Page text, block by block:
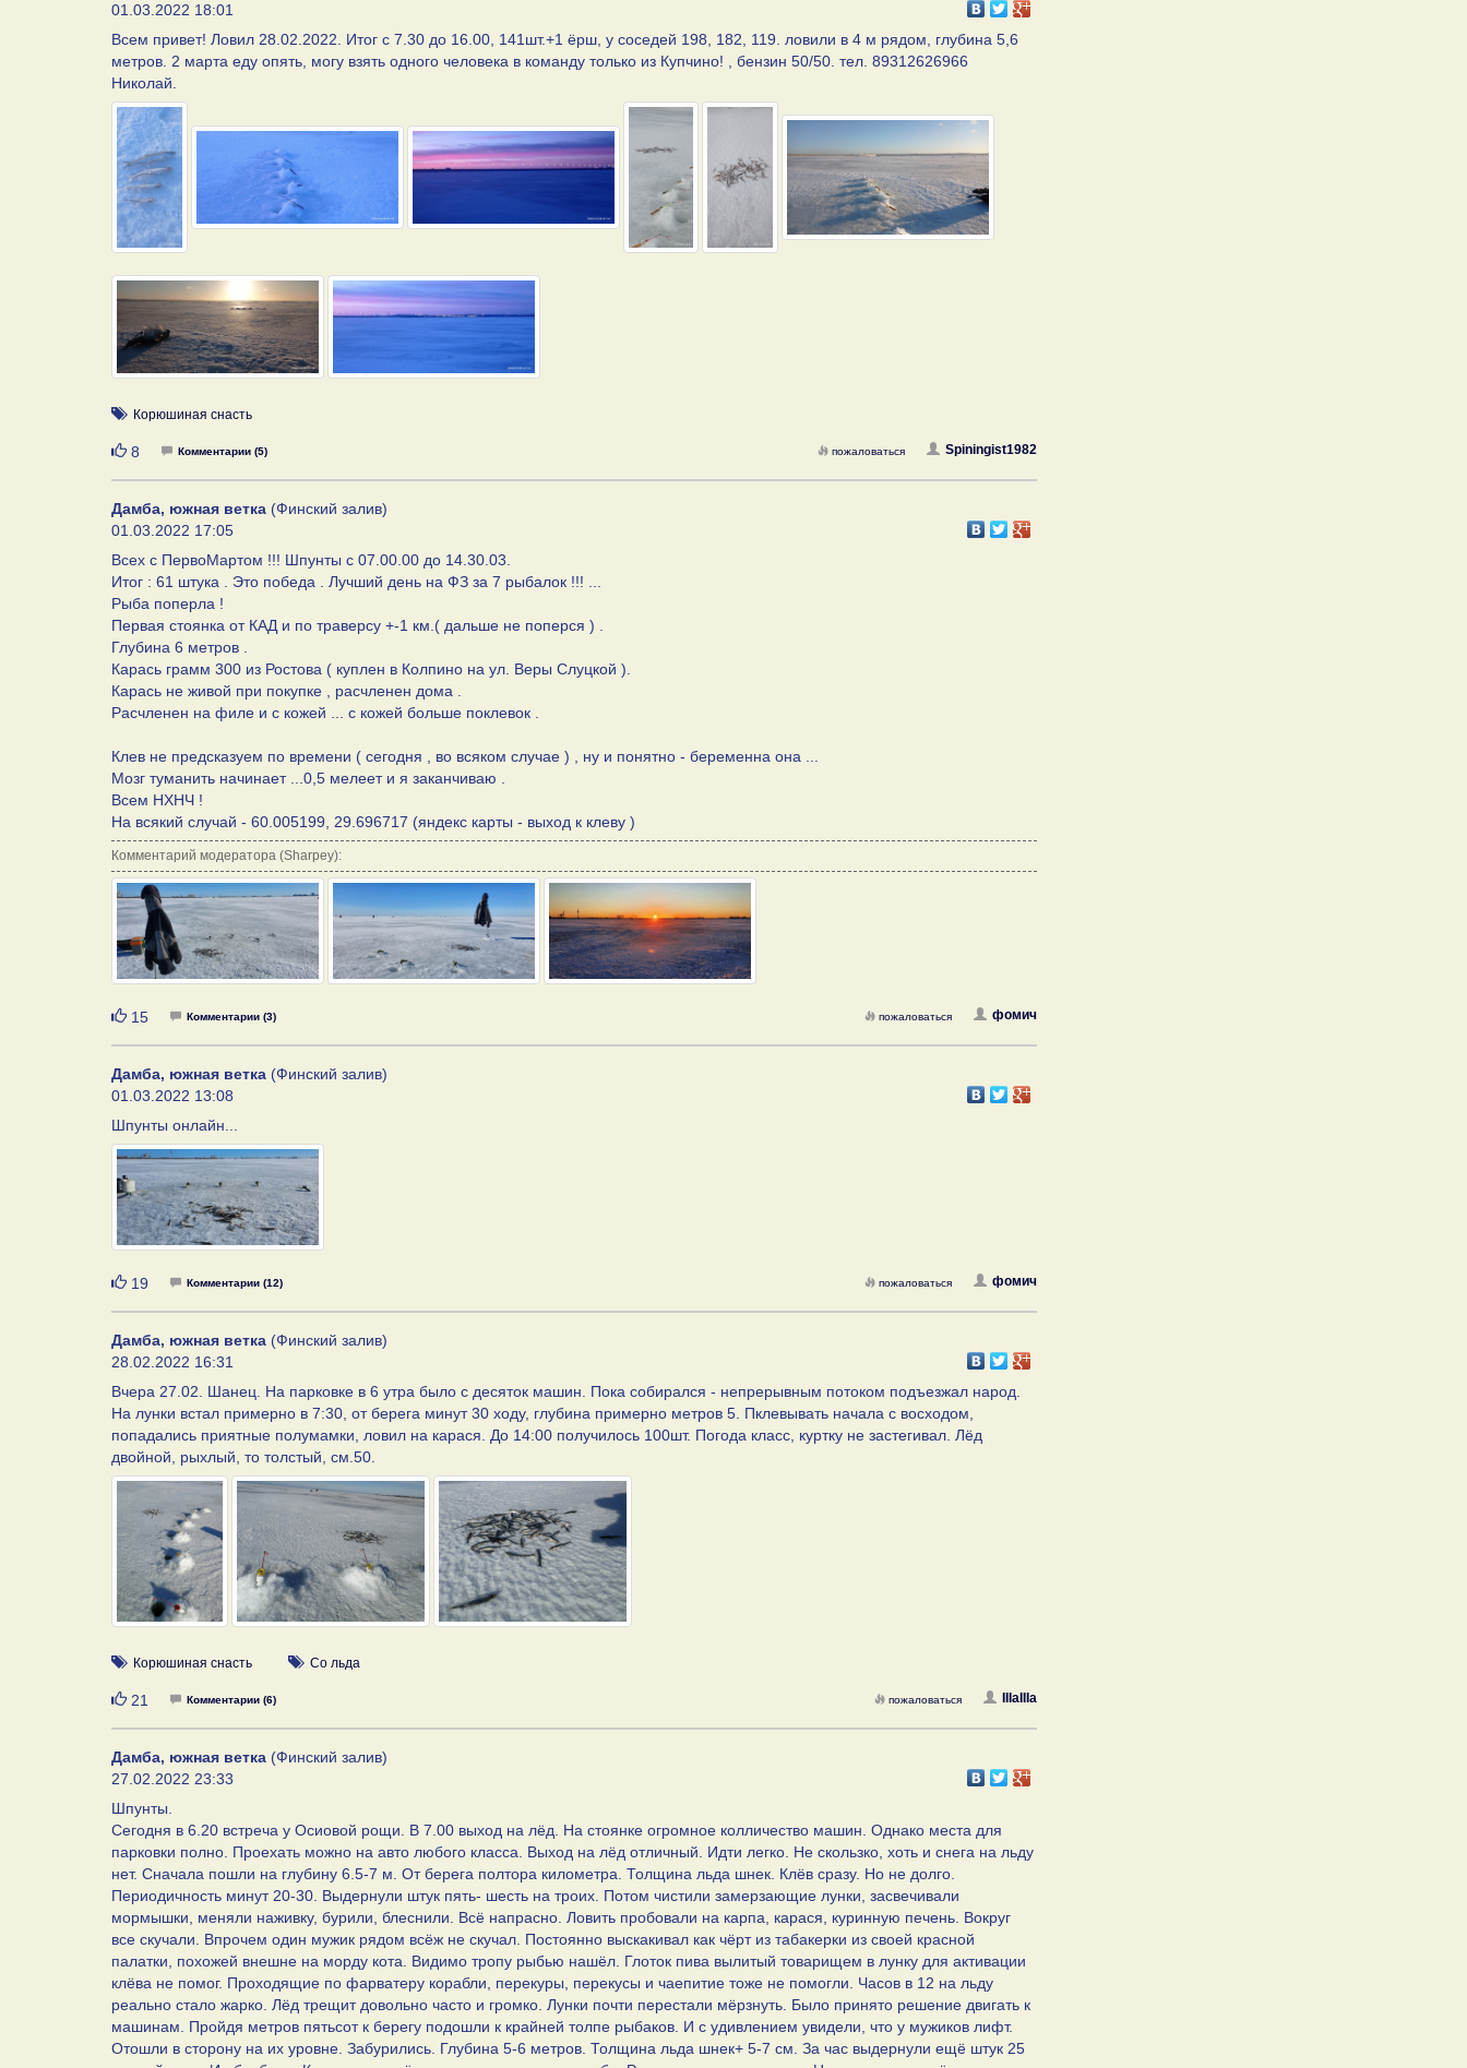
01.03.2022 18:01
Всем привет! Ловил 28.02.2022. Итог с 7.30 до 16.00, 141шт.+1 ёрш, у соседей 198, 182, 119. ловили в 4 м рядом, глубина 5,6
метров. 2 марта еду опять, могу взять одного человека в команду только из Купчино! , бензин 50/50. тел. 89312626966
Николай.
Корюшиная снасть
Нравится
8 Комментарии (5) Spiningist1982
пожаловаться
Дамба, южная ветка (Финский залив)
01.03.2022 17:05
Всех с ПервоМартом !!! Шпунты с 07.00.00 до 14.30.03.
Итог : 61 штука . Это победа . Лучший день на ФЗ за 7 рыбалок !!! ...
Рыба поперла !
Первая стоянка от КАД и по траверсу +-1 км.( дальше не поперся ) .
Глубина 6 метров .
Карась грамм 300 из Ростова ( куплен в Колпино на ул. Веры Слуцкой ).
Карась не живой при покупке , расчленен дома .
Расчленен на филе и с кожей ... с кожей больше поклевок .
Клев не предсказуем по времени ( сегодня , во всяком случае ) , ну и понятно - беременна она ...
Мозг туманить начинает ...0,5 мелеет и я заканчиваю .
Всем НХНЧ !
На всякий случай - 60.005199, 29.696717 (яндекс карты - выход к клеву )
Комментарий модератора (Sharpey):
Нравится
15 Комментарии (3) фомич
пожаловаться
Дамба, южная ветка (Финский залив)
01.03.2022 13:08
Шпунты онлайн...
Нравится
19 Комментарии (12) фомич
пожаловаться
Дамба, южная ветка (Финский залив)
28.02.2022 16:31
Вчера 27.02. Шанец. На парковке в 6 утра было с десяток машин. Пока собирался - непрерывным потоком подъезжал народ.
На лунки встал примерно в 7:30, от берега минут 30 ходу, глубина примерно метров 5. Пклевывать начала с восходом,
попадались приятные полумамки, ловил на карася. До 14:00 получилось 100шт. Погода класс, куртку не застегивал. Лёд
двойной, рыхлый, то толстый, см.50.
Корюшиная снасть Со льда
Нравится
21 Комментарии (6) IIIaIIIa
пожаловаться
Дамба, южная ветка (Финский залив)
27.02.2022 23:33
Шпунты.
Сегодня в 6.20 встреча у Осиовой рощи. В 7.00 выход на лёд. На стоянке огромное колличество машин. Однако места для
парковки полно. Проехать можно на авто любого класса. Выход на лёд отличный. Идти легко. Не скользко, хоть и снега на льду
нет. Сначала пошли на глубину 6.5-7 м. От берега полтора километра. Толщина льда шнек. Клёв сразу. Но не долго.
Периодичность минут 20-30. Выдернули штук пять- шесть на троих. Потом чистили замерзающие лунки, засвечивали
мормышки, меняли наживку, бурили, блеснили. Всё напрасно. Ловить пробовали на карпа, карася, куринную печень. Вокруг
все скучали. Впрочем один мужик рядом всёж не скучал. Постоянно выскакивал как чёрт из табакерки из своей красной
палатки, похожей внешне на морду кота. Видимо тропу рыбью нашёл. Глоток пива вылитый товарищем в лунку для активации
клёва не помог. Проходящие по фарватеру корабли, перекуры, перекусы и чаепитие тоже не помогли. Часов в 12 на льду
реально стало жарко. Лёд трещит довольно часто и громко. Лунки почти перестали мёрзнуть. Было принято решение двигать к
машинам. Пройдя метров пятьсот к берегу подошли к крайней толпе рыбаков. И с удивлением увидели, что у мужиков лифт.
Отошли в сторону на их уровне. Забурились. Глубина 5-6 метров. Толщина льда шнек+ 5-7 см. За час выдернули ещё штук 25